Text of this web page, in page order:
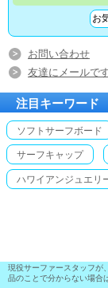
お問い合わせ
友達にメールで
注目キーワード
ソフトサーフボード
サーフキャップ
ハワイアンジュエリ
現役サーファースタッフが
品のことで分からない場合